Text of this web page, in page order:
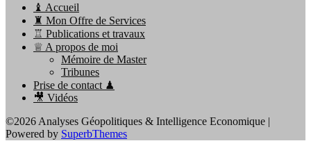
♝ Accueil
♜ Mon Offre de Services
♖ Publications et travaux
♕ A propos de moi
Mémoire de Master
Tribunes
Prise de contact ♟
🎥 Vidéos
©2026 Analyses Géopolitiques & Intelligence Economique |
Powered by SuperbThemes